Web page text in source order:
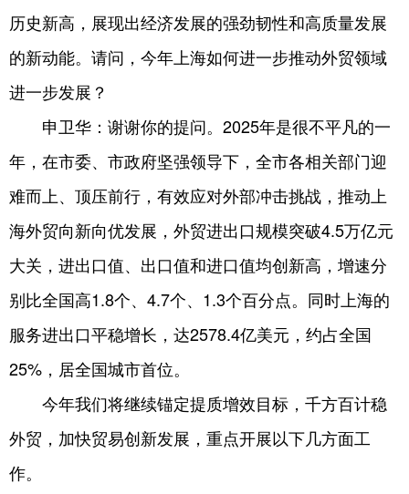
历史新高，展现出经济发展的强劲韧性和高质量发展
的新动能。请问，今年上海如何进一步推动外贸领域
进一步发展？
申卫华：谢谢你的提问。2025年是很不平凡的一
年，在市委、市政府坚强领导下，全市各相关部门迎
难而上、顶压前行，有效应对外部冲击挑战，推动上
海外贸向新向优发展，外贸进出口规模突破4.5万亿元
大关，进出口值、出口值和进口值均创新高，增速分
别比全国高1.8个、4.7个、1.3个百分点。同时上海的
服务进出口平稳增长，达2578.4亿美元，约占全国
25%，居全国城市首位。
今年我们将继续锚定提质增效目标，千方百计稳
外贸，加快贸易创新发展，重点开展以下几方面工
作。